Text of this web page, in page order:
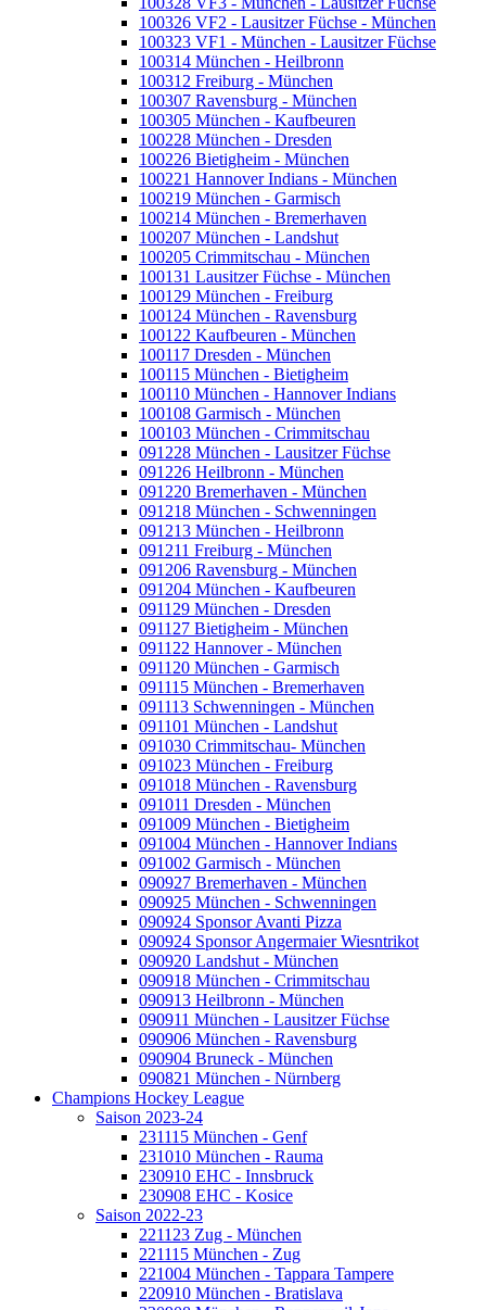
100326 VF2 - Lausitzer Füchse - München
100323 VF1 - München - Lausitzer Füchse
100314 München - Heilbronn
100312 Freiburg - München
100307 Ravensburg - München
100305 München - Kaufbeuren
100228 München - Dresden
100226 Bietigheim - München
100221 Hannover Indians - München
100219 München - Garmisch
100214 München - Bremerhaven
100207 München - Landshut
100205 Crimmitschau - München
100131 Lausitzer Füchse - München
100129 München - Freiburg
100124 München - Ravensburg
100122 Kaufbeuren - München
100117 Dresden - München
100115 München - Bietigheim
100110 München - Hannover Indians
100108 Garmisch - München
100103 München - Crimmitschau
091228 München - Lausitzer Füchse
091226 Heilbronn - München
091220 Bremerhaven - München
091218 München - Schwenningen
091213 München - Heilbronn
091211 Freiburg - München
091206 Ravensburg - München
091204 München - Kaufbeuren
091129 München - Dresden
091127 Bietigheim - München
091122 Hannover - München
091120 München - Garmisch
091115 München - Bremerhaven
091113 Schwenningen - München
091101 München - Landshut
091030 Crimmitschau- München
091023 München - Freiburg
091018 München - Ravensburg
091011 Dresden - München
091009 München - Bietigheim
091004 München - Hannover Indians
091002 Garmisch - München
090927 Bremerhaven - München
090925 München - Schwenningen
090924 Sponsor Avanti Pizza
090924 Sponsor Angermaier Wiesntrikot
090920 Landshut - München
090918 München - Crimmitschau
090913 Heilbronn - München
090911 München - Lausitzer Füchse
090906 München - Ravensburg
090904 Bruneck - München
090821 München - Nürnberg
Champions Hockey League
Saison 2023-24
231115 München - Genf
231010 München - Rauma
230910 EHC - Innsbruck
230908 EHC - Kosice
Saison 2022-23
221123 Zug - München
221115 München - Zug
221004 München - Tappara Tampere
220910 München - Bratislava